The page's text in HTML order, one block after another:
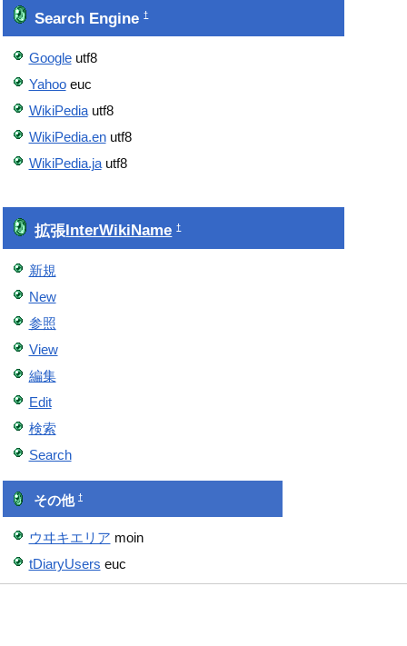
Search Engine†
Googleutf8
Yahooeuc
WikiPediautf8
WikiPedia.enutf8
WikiPedia.jautf8
拡張 InterWikiName †
新規
New
参照
View
編集
Edit
検索
Search
その他 †
ウヰキエリア moin
tDiaryUsers euc